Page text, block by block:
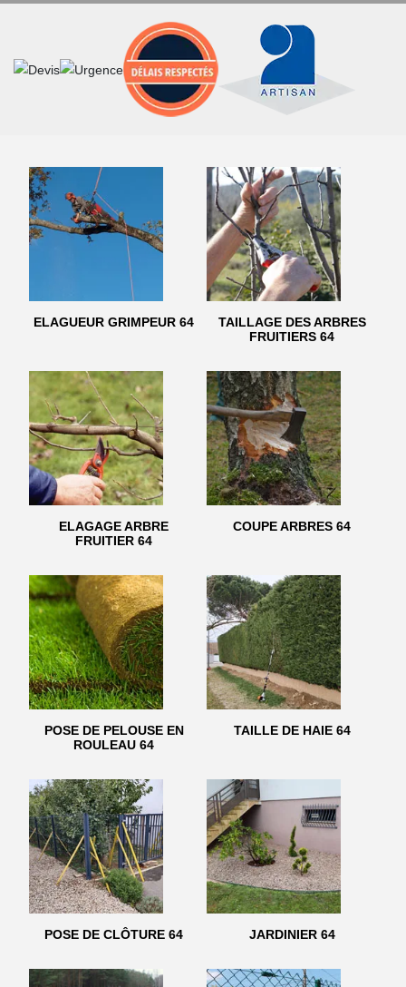
ELAGUEUR GRIMPEUR 64
TAILLAGE DES ARBRES
FRUITIERS 64
ELAGAGE ARBRE
FRUITIER 64
COUPE ARBRES 64
POSE DE PELOUSE EN
ROULEAU 64
TAILLE DE HAIE 64
POSE DE CLÔTURE 64 JARDINIER 64